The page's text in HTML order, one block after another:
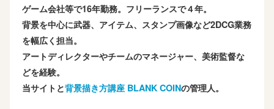
ゲーム会社等で16年勤務。フリーランスで４年。
背景を中心に武器、アイテム、スタンプ画像など2DCG業務
を幅広く担当。
アートディレクターやチームのマネージャー、美術監督な
どを経験。
当サイトと背景描き方講座 BLANK COINの管理人。